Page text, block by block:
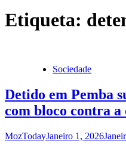
Etiqueta:
Sociedade
Detido em Pemba
com bloco contra a
MozTodayJaneiro 1, 2026